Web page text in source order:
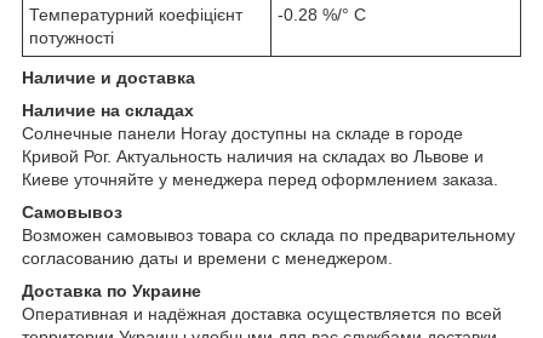
Температурний коефіцієнт
потужності
-0.28 %/° С
Наличие и доставка
Наличие на складах
Солнечные панели Horay доступны на складе в городе
Кривой Рог. Актуальность наличия на складах во Львове и
Киеве уточняйте у менеджера перед оформлением заказа.
Самовывоз
Возможен самовывоз товара со склада по предварительному
согласованию даты и времени с менеджером.
Доставка по Украине
Оперативная и надёжная доставка осуществляется по всей